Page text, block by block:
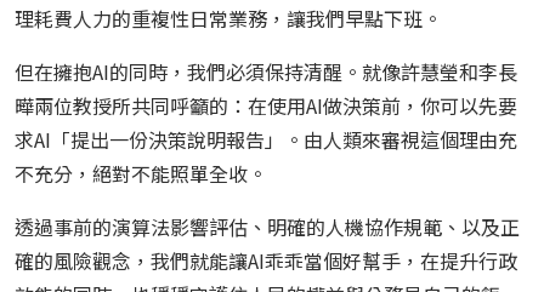
理耗費人力的重複性日常業務，讓我們早點下班。
但在擁抱AI的同時，我們必須保持清醒。就像許慧瑩和李長
曄兩位教授所共同呼籲的：在使用AI做決策前，你可以先要
求AI「提出一份決策說明報告」。由人類來審視這個理由充
不充分，絕對不能照單全收。
透過事前的演算法影響評估、明確的人機協作規範、以及正
確的風險觀念，我們就能讓AI乖乖當個好幫手，在提升行政